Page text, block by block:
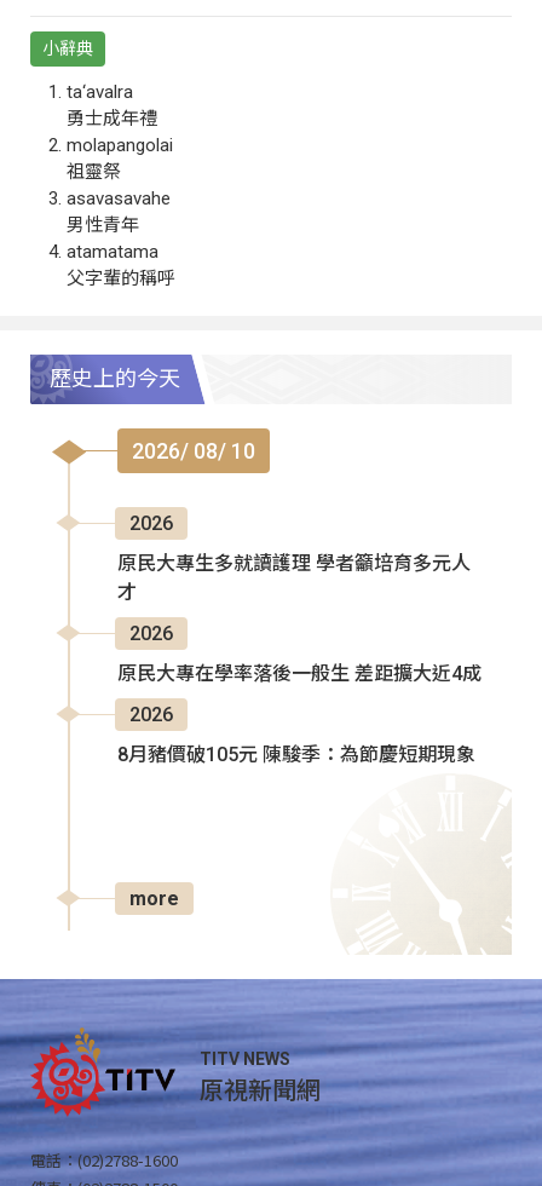
小辭典
ta‘avalra
勇士成年禮
molapangolai
祖靈祭
asavasavahe
男性青年
atamatama
父字輩的稱呼
歷史上的今天
2026/ 08/ 10
2026
原民大專生多就讀護理 學者籲培育多元人
才
2026
原民大專在學率落後一般生 差距擴大近4成
2026
8月豬價破105元 陳駿季：為節慶短期現象
more
TITV NEWS
原視新聞網
電話：(02)2788-1600